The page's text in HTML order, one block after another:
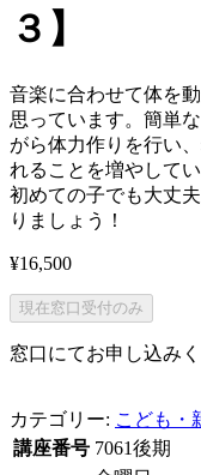
３】
音楽に合わせて体を
思っています。簡単
がら体力作りを行い
れることを増やして
初めての子でも大丈
りましょう！
¥16,500
現在窓口受付のみ
窓口にてお申し込みく
カテゴリー: こども・
講座番号 7061後期